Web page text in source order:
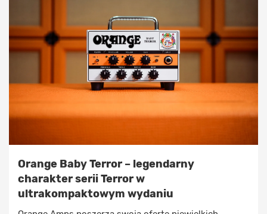
Orange Baby Terror – legendarny
charakter serii Terror w
ultrakompaktowym wydaniu